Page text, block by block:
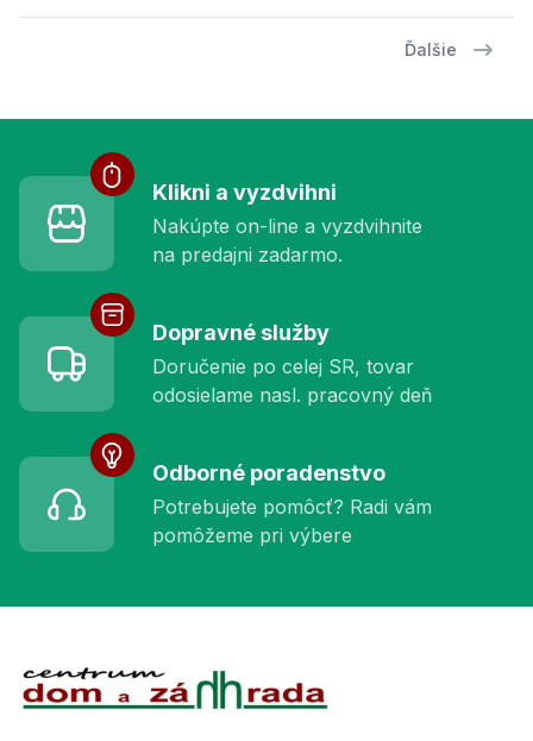
Ďalšie
Služby pre vásKlikni a vyzdvihni
Nakúpte on-line a vyzdvihnite
na predajni zadarmo.
Dopravné služby
Doručenie po celej SR, tovar
odosielame nasl. pracovný deň
Odborné poradenstvo
Potrebujete pomôcť? Radi vám
pomôžeme pri výbere